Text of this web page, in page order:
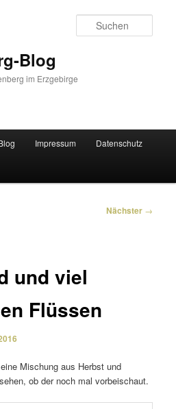
Blog
im Erzgebirge
Impressum Datenschutz
Nächster →
und viel
Flüssen
Mischung aus Herbst und
ob der noch mal vorbeischaut.